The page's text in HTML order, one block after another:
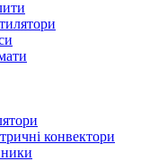
конвектори